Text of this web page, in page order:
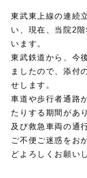
東武東上線の連続
い、現在、当院2
います。
東武鉄道から、今
ましたので、添付
せします。
車道や歩行者通路
たりする期間があ
及び救急車両の通
ご不便ご迷惑をお
どよろしくお願い